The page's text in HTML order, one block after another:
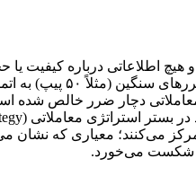
اطلاعاتی درباره کیفیت
دچار ضرر خالص شده
می‌کنند؛ معیاری که نشان
شکست می‌خورد.